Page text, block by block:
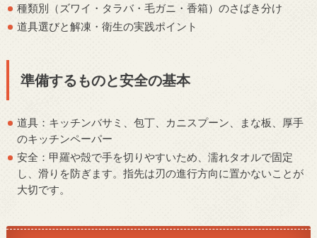
種類別（ズワイ・タラバ・毛ガニ・香箱）のさばき分け
道具選びと解凍・衛生の実践ポイント
準備するものと安全の基本
道具：キッチンバサミ、包丁、カニスプーン、まな板、厚手
のキッチンペーパー
安全：甲羅や殻で手を切りやすいため、濡れタオルで固定
し、滑りを防ぎます。指先は刃の進行方向に置かないことが
大切です。